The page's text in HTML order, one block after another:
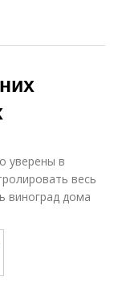
уверены в
весь
виноград дома